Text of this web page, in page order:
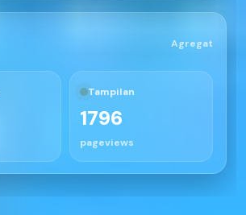
Agregat
Tampilan
1796
pageviews